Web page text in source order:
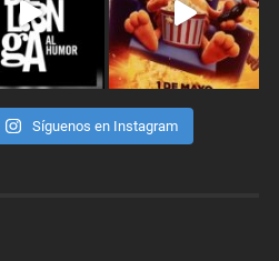
Síguenos en Instagram